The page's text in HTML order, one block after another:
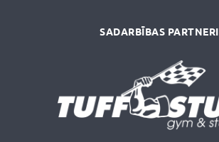
SADARBĪBAS PARTNERI